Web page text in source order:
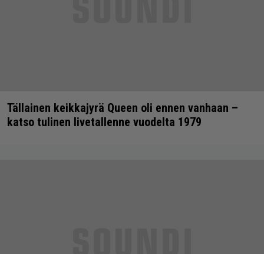
Tällainen keikkajyrä Queen oli ennen vanhaan –
katso tulinen livetallenne vuodelta 1979